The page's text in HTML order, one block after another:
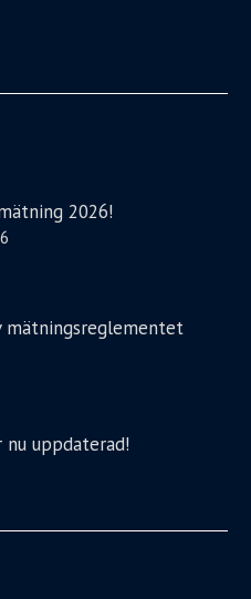
2026!
mätningsreglementet
nu uppdaterad!